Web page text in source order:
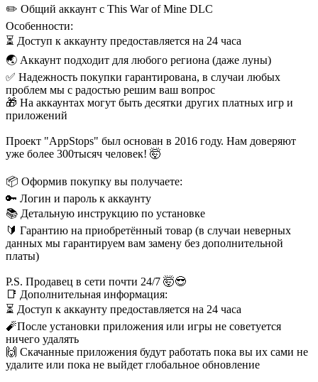
✏️ Общий аккаунт с This War of Mine DLC
Особенности:
⏳ Доступ к аккаунту предоставляется на 24 часа
🌏 Аккаунт подходит для любого региона (даже луны)
✅ Надежность покупки гарантирована, в случаи любых
проблем мы с радостью решим ваш вопрос
🎁 На аккаунтах могут быть десятки других платных игр и
приложений
Проект "AppStops" был основан в 2016 году. Нам доверяют
уже более 300тысяч человек! 🤯
📦 Оформив покупку вы получаете:
🔑 Логин и пароль к аккаунту
📚 Детальную инструкцию по установке
🔰 Гарантию на приобретённый товар (в случаи неверных
данных мы гарантируем вам замену без дополнительной
платы)
P.S. Продавец в сети почти 24/7 🤯😎
📑 Дополнительная информация:
⏳ Доступ к аккаунту предоставляется на 24 часа
🧨После установки приложения или игры не советуется
ничего удалять
🙌 Скачанные приложения будут работать пока вы их сами не
удалите или пока не выйдет глобальное обновление